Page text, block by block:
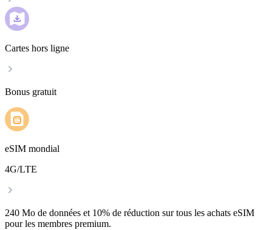
Cartes hors ligne
Bonus gratuit
eSIM mondial
4G/LTE
240 Mo de données et 10% de réduction sur tous les achats eSIM
pour les membres premium.